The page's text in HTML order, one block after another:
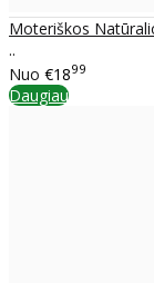
Moteriškos
..
Nuo €1899
Daugiau